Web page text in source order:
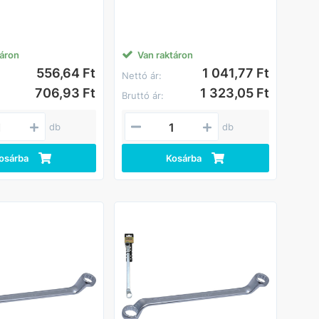
556,64 Ft
706,93 Ft
db
Van raktáron
Nettó ár:
1 041,77 Ft
Bruttó ár: 1 323,05 Ft
db
Kosárba